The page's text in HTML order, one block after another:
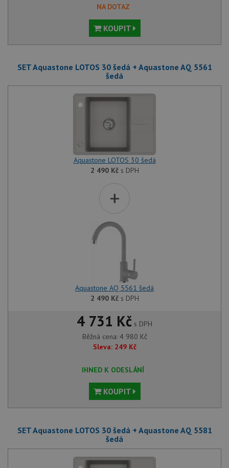
NA DOTAZ
KOUPIT
SET Aquastone LOTOS 30 šedá + Aquastone AQ 5561
šedá
Aquastone LOTOS 30 šedá
2 490 Kčs DPH
+
Aquastone AQ 5561 šedá
2 490 Kčs DPH
4 731 Kč s DPH
Běžná cena: 4 980 Kč
Sleva: 249 Kč
IHNED K ODESLÁNÍ
KOUPIT
SET Aquastone LOTOS 30 šedá + Aquastone AQ 5581
šedá